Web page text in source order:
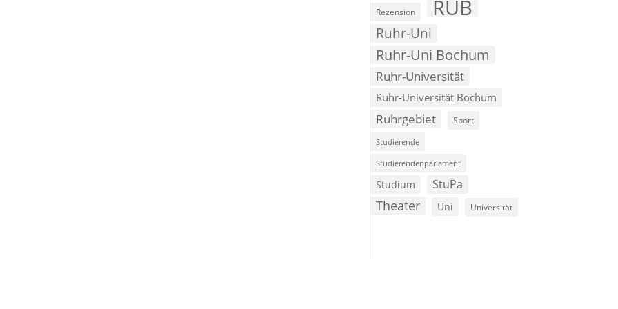
Rezension RUB
Ruhr-Uni
Ruhr-Uni Bochum
Ruhr-Universität
Ruhr-Universität Bochum
Ruhrgebiet Sport
Studierende
Studierendenparlament
Studium StuPa
Theater Uni Universität